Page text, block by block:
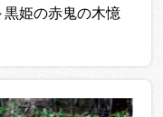
姫の赤鬼の木憶